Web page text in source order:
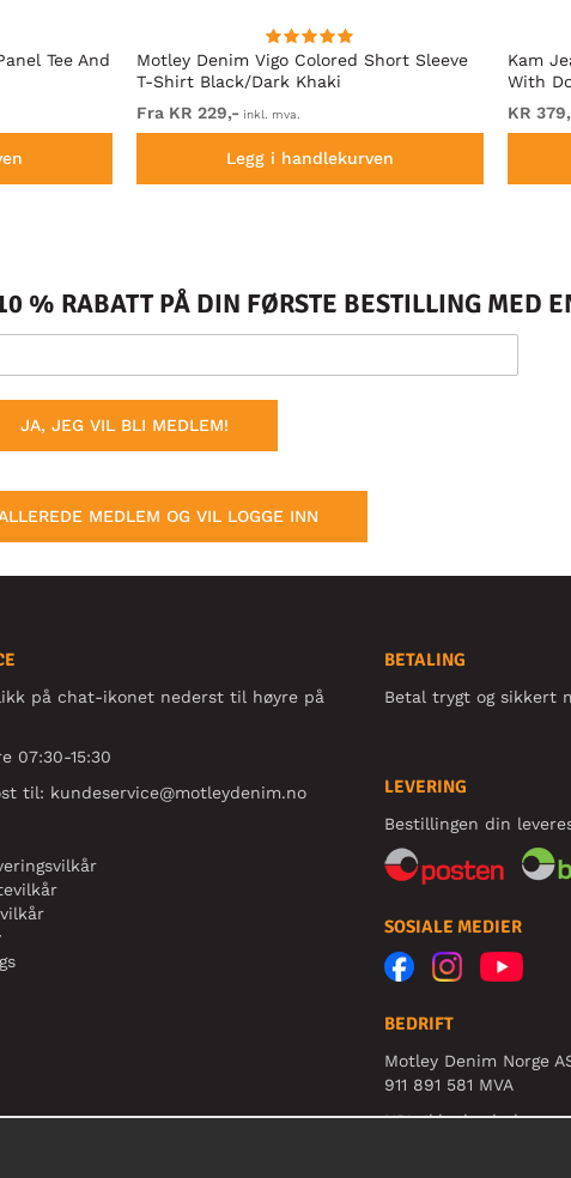
Tee And
Motley Denim Vigo Colored Short Sleeve
T-Shirt Black/Dark Khaki
Fra KR 229,- inkl. mva.
Legg i handlekurven
Kam
With
KR
% RABATT PÅ DIN FØRSTE BESTILLING MED
JA, JEG VIL BLI MEDLEM!
MEDLEM OG VIL LOGGE INN
på chat-ikonet nederst til høyre på
07:30-15:30
til: kundeservice@motleydenim.no
BETALING
Betal trygt og sikkert
LEVERING
Bestillingen din
SOSIALE MEDIER
BEDRIFT
Motley Denim Norge
911 891 581 MVA
NB! Ikke bruk denne